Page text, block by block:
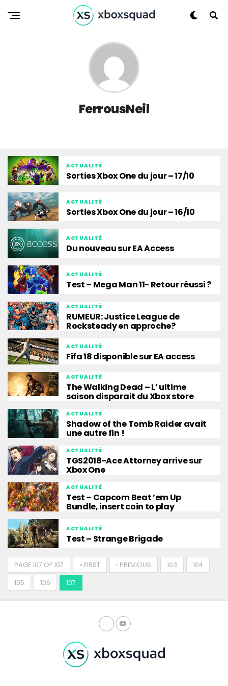
FerrousNeil
ACTUALITÉ
Sorties Xbox One du jour – 17/10
ACTUALITÉ
Sorties Xbox One du jour – 16/10
ACTUALITÉ
Du nouveau sur EA Access
ACTUALITÉ
Test – Mega Man 11- Retour réussi ?
ACTUALITÉ
RUMEUR: Justice League de
Rocksteady en approche?
ACTUALITÉ
Fifa 18 disponible sur EA access
ACTUALITÉ
The Walking Dead – L’ ultime
saison disparait du Xbox store
ACTUALITÉ
Shadow of the Tomb Raider avait
une autre fin !
ACTUALITÉ
TGS2018-Ace Attorney arrive sur
Xbox One
ACTUALITÉ
Test – Capcom Beat ’em Up
Bundle, insert coin to play
ACTUALITÉ
Test – Strange Brigade
PAGE 107 OF 107 « FIRST ‹ PREVIOUS 103 104
105 106 107